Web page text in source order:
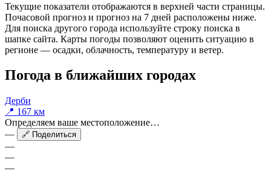
Текущие показатели отображаются в верхней части страницы.
Почасовой прогноз и прогноз на 7 дней расположены ниже.
Для поиска другого города используйте строку поиска в
шапке сайта. Карты погоды позволяют оценить ситуацию в
регионе — осадки, облачность, температуру и ветер.
Погода в ближайших городах
Дерби
📍 167 км
Определяем ваше местоположение…
—
🔗 Поделиться
—
—
—